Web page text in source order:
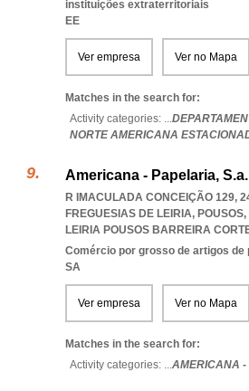
instituições extraterritoriais
EE
Ver empresa Ver no Mapa
Matches in the search for:
Activity categories: ...
NORTE AMERICANA
Americana - Papelaria, S.a.
R IMACULADA CONCEIÇÃO 129,
FREGUESIAS DE LEIRIA, POUSOS,
LEIRIA POUSOS BARREIRA
Comércio por grosso de artigos de
SA
Ver empresa Ver no Mapa
Matches in the search for:
Activity categories: ...AMERICANA -